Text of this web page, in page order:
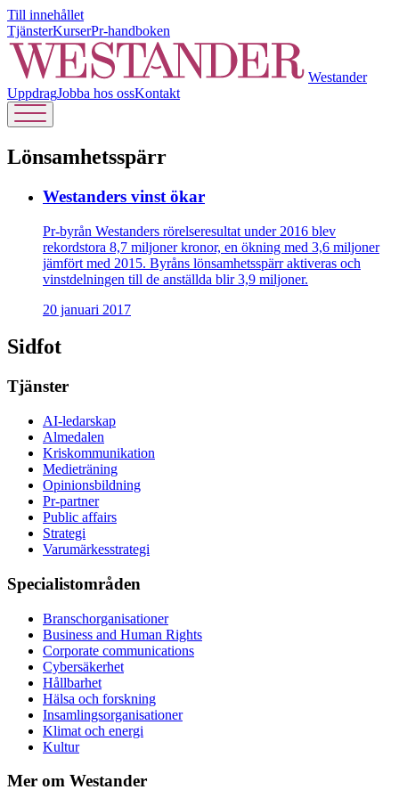
Till innehållet
TjänsterKurserPr-handboken
Westander
UppdragJobba hos ossKontakt
Lönsamhetsspärr
Westanders vinst ökar
Pr-byrån Westanders rörelseresultat under 2016 blev
rekordstora 8,7 miljoner kronor, en ökning med 3,6 miljoner
jämfört med 2015. Byråns lönsamhetsspärr aktiveras och
vinstdelningen till de anställda blir 3,9 miljoner.
20 januari 2017
Sidfot
Tjänster
AI-ledarskap
Almedalen
Kris­kommunikation
Medieträning
Opinionsbildning
Pr-partner
Public affairs
Strategi
Varumärkesstrategi
Specialistområden
Branschorganisationer
Business and Human Rights
Corporate communications
Cybersäkerhet
Hållbarhet
Hälsa och forskning
Insamlingsorganisationer
Klimat och energi
Kultur
Mer om Westander